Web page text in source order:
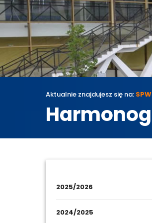
Aktualnie znajdujesz się na:
2025/2026
2024/2025